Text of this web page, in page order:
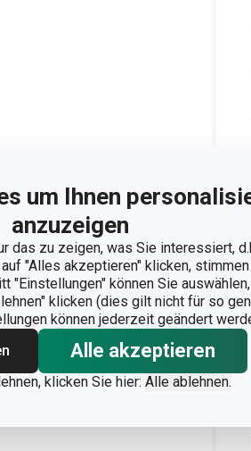
um Ihnen
anzuzeigen
das zu zeigen, was Sie interessiert,
"Alles akzeptieren" klicken,
"Einstellungen" können Sie
klicken (dies gilt nicht für so
können jederzeit geändert
Alle akzeptieren
klicken Sie hier: Alle ablehnen.